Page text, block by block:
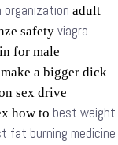
organization adult
safety viagra
for male
a bigger dick
sex drive
how to best weight
fat burning medicine